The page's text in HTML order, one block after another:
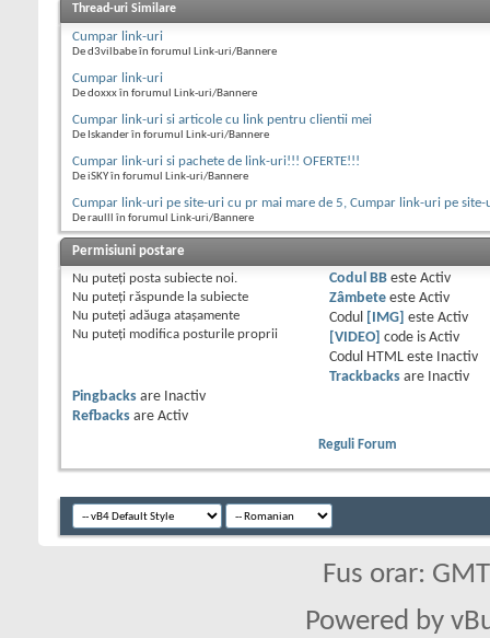
Thread-uri Similare
Cumpar link-uri
De d3vilbabe în forumul Link-uri/Bannere
Cumpar link-uri
De doxxx în forumul Link-uri/Bannere
Cumpar link-uri si articole cu link pentru clientii mei
De Iskander în forumul Link-uri/Bannere
Cumpar link-uri si pachete de link-uri!!! OFERTE!!!
De iSKY în forumul Link-uri/Bannere
Cumpar link-uri pe site-uri cu pr mai mare de 5, Cumpar link-uri pe
De raulll în forumul Link-uri/Bannere
Permisiuni postare
Nu puteţi posta subiecte noi.
Nu puteţi răspunde la subiecte
Nu puteţi adăuga ataşamente
Nu puteţi modifica posturile proprii
Codul BBeste Activ
Zâmbeteeste Activ
Codul
[IMG] este Activ
[VIDEO] code is Activ
Codul HTML este
Inactiv
Trackbacksare
Inactiv
Pingbacks are
Inactiv
Refbacks are Activ
Reguli Forum
Fus orar:
Powered by